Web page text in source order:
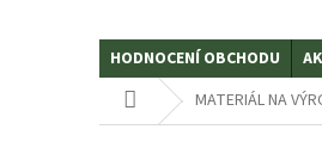
HODNOCENÍ OBCHODU
Domů MATERIÁL NA